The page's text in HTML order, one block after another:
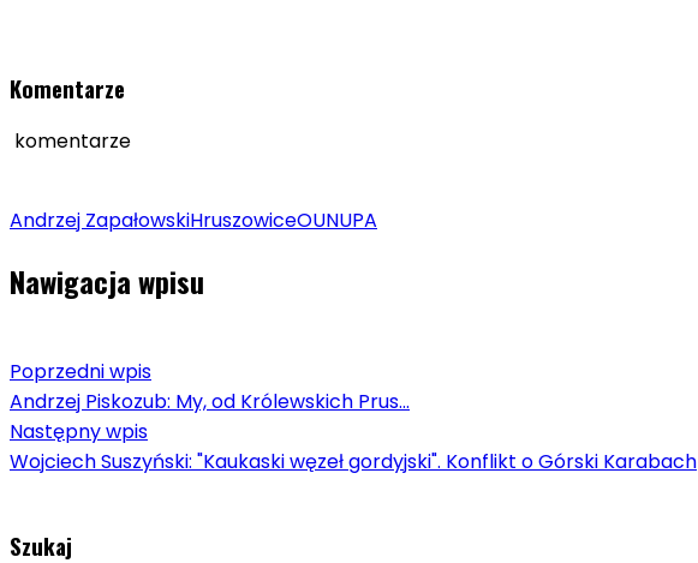
Komentarze
komentarze
Andrzej ZapałowskiHruszowiceOUNUPA
Nawigacja wpisu
Poprzedni wpis
Andrzej Piskozub: My, od Królewskich Prus...
Następny wpis
Wojciech Suszyński: "Kaukaski węzeł gordyjski". Konflikt o Górski Karabach
Szukaj